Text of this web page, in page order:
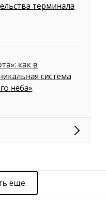
терминала
как в
система
неба»
еще